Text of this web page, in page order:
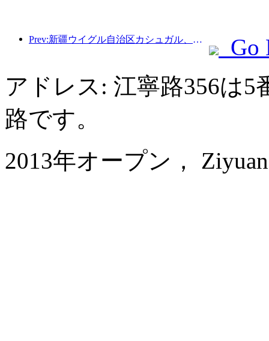
Prev:新疆ウイグル自治区カシュガル、民族間交流の促進に向けた観光振興イベントを開催
Go
アドレス: 江寧路356は
路です。
2013年オープン，